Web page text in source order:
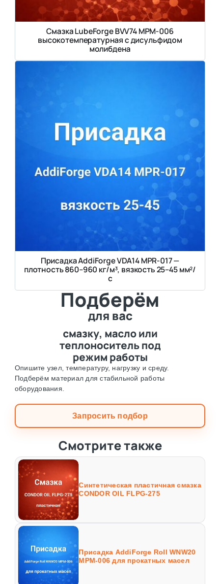
Смазка LubeForge BVV74 MPM-006
высокотемпературная с дисульфидом
молибдена
Присадка AddiForge VDA14 MPR-017 —
плотность 860–960 кг/м³, вязкость 25–45 мм²/
с
Подберём
для вас
смазку, масло или
теплоноситель под
режим работы
Опишите узел, температуру, нагрузку и среду.
Подберём материал для стабильной работы
оборудования.
Запросить подбор
Смотрите также
Синтетическая пластичная смазка
CONDOR OIL FLPG-275
Присадка AddiForge Roll WNW20
MPM-006 для прокатных масел